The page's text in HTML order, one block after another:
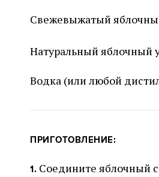
Свежевыжатый
Натуральный яблочный
Водка (или любой
ПРИГОТОВЛЕНИЕ:
1. Соедините яблочный